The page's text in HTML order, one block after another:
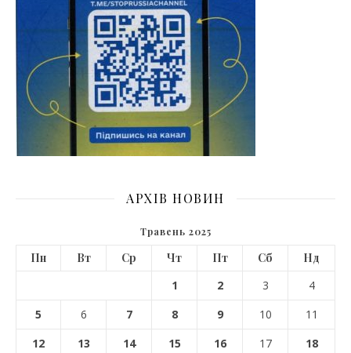
АРХІВ НОВИН
Травень 2025
Пн Вт Ср Чт Пт Сб
Нд
1
2 3
4
5
6 7 8 9 10
11
12
13 14 15 16 17 18